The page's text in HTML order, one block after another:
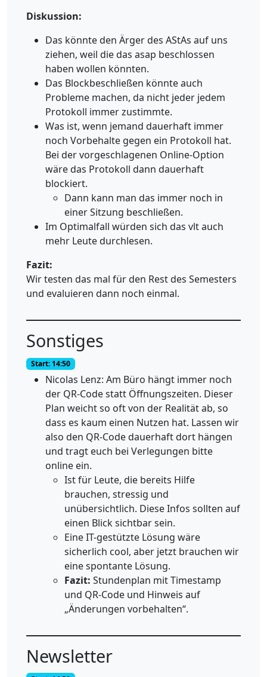
Diskussion:
Das könnte den Ärger des AStAs auf uns
ziehen, weil die das asap beschlossen
haben wollen könnten.
Das Blockbeschließen könnte auch
Probleme machen, da nicht jeder jedem
Protokoll immer zustimmte.
Was ist, wenn jemand dauerhaft immer
noch Vorbehalte gegen ein Protokoll hat.
Bei der vorgeschlagenen Online-Option
wäre das Protokoll dann dauerhaft
blockiert.
Dann kann man das immer noch in
einer Sitzung beschließen.
Im Optimalfall würden sich das vlt auch
mehr Leute durchlesen.
Fazit:
Wir testen das mal für den Rest des Semesters
und evaluieren dann noch einmal.
Sonstiges
Start: 14:50
Nicolas Lenz: Am Büro hängt immer noch
der QR-Code statt Öffnungszeiten. Dieser
Plan weicht so oft von der Realität ab, so
dass es kaum einen Nutzen hat. Lassen wir
also den QR-Code dauerhaft dort hängen
und tragt euch bei Verlegungen bitte
online ein.
Ist für Leute, die bereits Hilfe
brauchen, stressig und
unübersichtlich. Diese Infos sollten auf
einen Blick sichtbar sein.
Eine IT-gestützte Lösung wäre
sicherlich cool, aber jetzt brauchen wir
eine spontante Lösung.
Fazit: Stundenplan mit Timestamp
und QR-Code und Hinweis auf
„Änderungen vorbehalten“.
Newsletter